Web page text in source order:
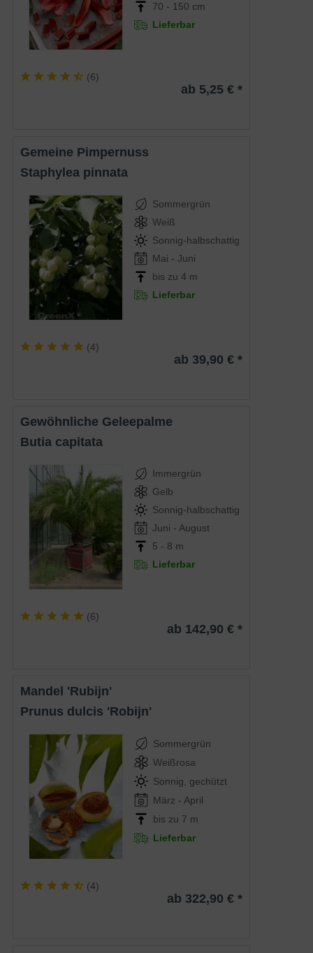
70 - 150 cm
Lieferbar
(6)
ab 5,25 € *
Gemeine Pimpernuss
Staphylea pinnata
Sommergrün
Weiß
Sonnig-halbschattig
Mai - Juni
bis zu 4 m
Lieferbar
(4)
ab 39,90 € *
Gewöhnliche Geleepalme
Butia capitata
Immergrün
Gelb
Sonnig-halbschattig
Juni - August
5 - 8 m
Lieferbar
(6)
ab 142,90 € *
Mandel 'Rubijn'
Prunus dulcis 'Robijn'
Sommergrün
Weißrosa
Sonnig, gechützt
März - April
bis zu 7 m
Lieferbar
(4)
ab 322,90 € *